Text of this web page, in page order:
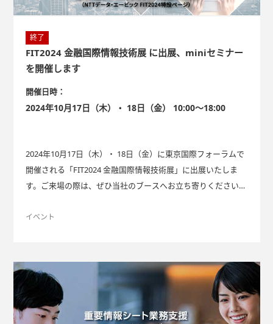
終了
FIT2024 金融国際情報技術展 に出展、miniセミナー
を開催します
開催日時：
2024年10月17日（木）・ 18日（金） 10:00～18:00
2024年10月17日（木）・ 18日（金）に東京国際フォーラムで
開催される「FIT2024 金融国際情報技術展」に出展いたしま
す。ご来場の際は、ぜひ当社のブースへお立ち寄りください。
量分析結果の解釈および活用』と題しまして、miniセミナーを
けする『F＆Connect』の2つの新サービスをはじめ、重要情報
シートの作成と運用を支援する『重要情報シートサポートサー
ビス』、投信情報ASPサービス『Web Asset Manager 3.0』を
ご案内します。
イベント